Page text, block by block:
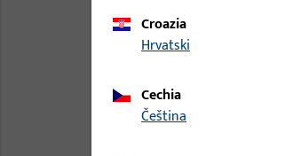
Croazia
Hrvatski
Cechia
čeština